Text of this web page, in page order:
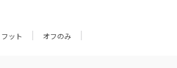
フット オフのみ